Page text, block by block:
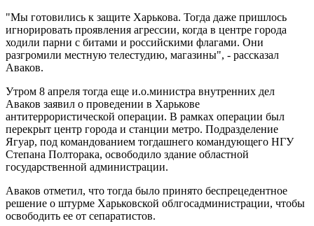
"Мы готовились к защите Харькова. Тогда даже пришлось
игнорировать проявления агрессии, когда в центре города
ходили парни с битами и российскими флагами. Они
разгромили местную телестудию, магазины", - рассказал
Аваков.
Утром 8 апреля тогда еще и.о.министра внутренних дел
Аваков заявил о проведении в Харькове
антитеррористической операции. В рамках операции был
перекрыт центр города и станции метро. Подразделение
Ягуар, под командованием тогдашнего командующего НГУ
Степана Полторака, освободило здание областной
государственной администрации.
Аваков отметил, что тогда было принято беспрецедентное
решение о штурме Харьковской облгосадминистрации, чтобы
освободить ее от сепаратистов.